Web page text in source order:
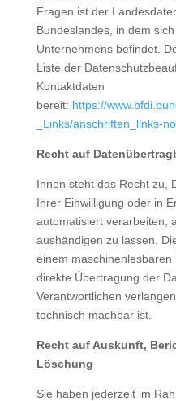
Fragen ist der
Bundeslandes, in dem
Unternehmens befindet.
Liste der
Kontaktdaten
bereit: https://
_Links/anschriften_links-
Recht auf
Ihnen steht das Recht zu,
Ihrer Einwilligung oder in
automatisiert verarbeiten,
aushändigen zu lassen.
einem
direkte Übertragung der
Verantwortlichen
technisch machbar ist.
Recht auf Auskunft,
Löschung
Sie haben jederzeit im